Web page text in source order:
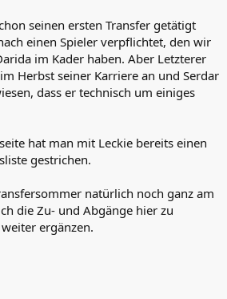
seinen ersten Transfer getätigt
einen Spieler verpflichtet, den wir
im Kader haben. Aber Letzterer
Herbst seiner Karriere an und Serdar
dass er technisch um einiges
hat man mit Leckie bereits einen
gestrichen.
natürlich noch ganz am
die Zu- und Abgänge hier zu
ergänzen.